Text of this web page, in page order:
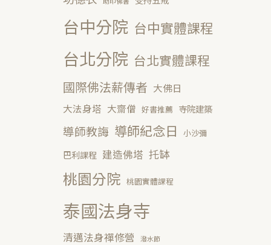
台中分院 台中實體課程
台北分院 台北實體課程
國際佛法薪傳者 大佛日
大法身塔 大齋僧 好書推薦 寺院建築
導師教誨 導師紀念日 小沙彌
巴利課程 建造佛塔 托缽
桃園分院 桃園實體課程
泰國法身寺
清邁法身禪修營 潑水節